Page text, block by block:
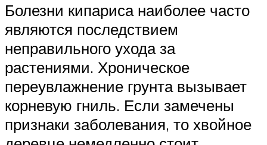
Болезни кипариса наиболее часто
являются последствием
неправильного ухода за
растениями. Хроническое
переувлажнение грунта вызывает
корневую гниль. Если замечены
признаки заболевания, то хвойное